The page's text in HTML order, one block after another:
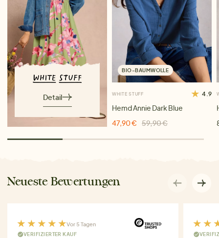
Detail
BIO-BAUMWOLLE
WHITE STUFF 4.9
Hemd Annie Dark Blue
47,90 €
59,90 €
Neueste Bewertungen
Vor 5 Tagen
VERIFIZIERTER KAUF